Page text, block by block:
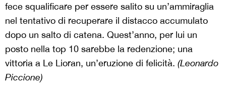
fece squalificare per essere salito su un’ammiraglia
nel tentativo di recuperare il distacco accumulato
dopo un salto di catena. Quest’anno, per lui un
posto nella top 10 sarebbe la redenzione; una
vittoria a Le Lioran, un’eruzione di felicità. (Leonardo
Piccione)